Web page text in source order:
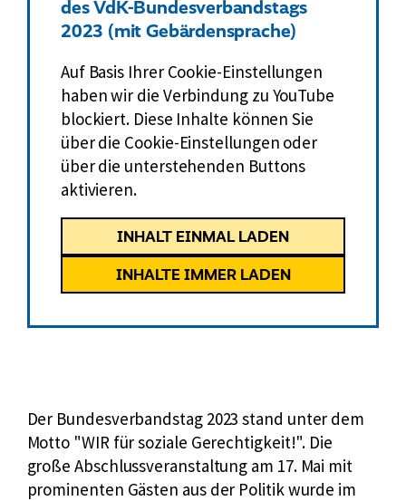
des VdK-Bundesverbandstags
2023 (mit Gebärdensprache)
Auf Basis Ihrer Cookie-Einstellungen
haben wir die Verbindung zu YouTube
blockiert. Diese Inhalte können Sie
über die Cookie-Einstellungen oder
über die unterstehenden Buttons
aktivieren.
INHALT EINMAL LADEN
INHALTE IMMER LADEN
Der Bundesverbandstag 2023 stand unter dem
Motto "WIR für soziale Gerechtigkeit!". Die
große Abschlussveranstaltung am 17. Mai mit
prominenten Gästen aus der Politik wurde im